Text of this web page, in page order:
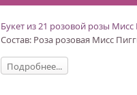
Букет из 21 розовой розы Мисс
Состав: Роза розовая Мисс
Подробнее...